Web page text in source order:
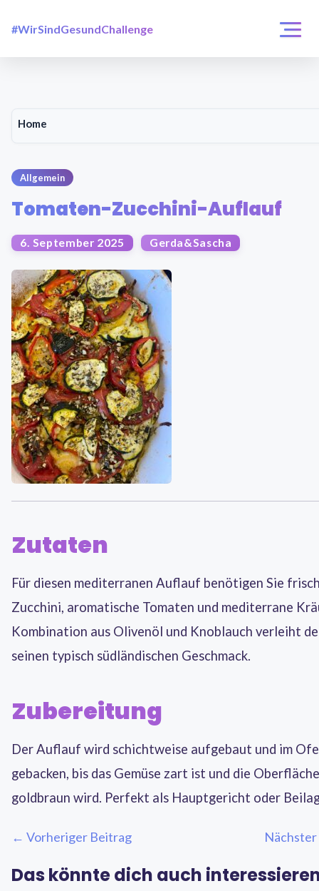
#WirSindGesundChallenge
Login / Registrierung
Über uns
Home
Allgemein
Tomaten-Zucchini-Auflauf
6. September 2025 Gerda&Sascha
Zutaten
Für diesen mediterranen Auflauf benötigen Sie
Zucchini, aromatische Tomaten und mediterrane
Kombination aus Olivenöl und Knoblauch verleiht
seinen typisch südländischen Geschmack.
Zubereitung
Der Auflauf wird schichtweise aufgebaut und im
gebacken, bis das Gemüse zart ist und die Oberfläche
goldbraun wird. Perfekt als Hauptgericht oder
← Vorheriger Beitrag
Das könnte dich auch